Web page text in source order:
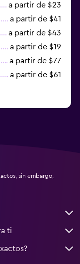
a partir de $23
a partir de $41
a partir de $43
a partir de $19
a partir de $77
a partir de $61
sin embargo,
ti